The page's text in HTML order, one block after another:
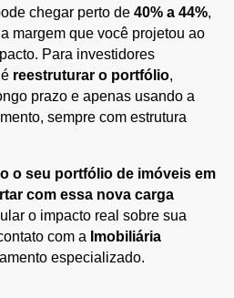
chegar perto de 40% a 44%,
margem que você projetou ao
Para investidores
reestruturar o portfólio,
prazo e apenas usando a
sempre com estrutura
o seu portfólio de imóveis em
com essa nova carga
o impacto real sobre sua
com a Imobiliária
especializado.